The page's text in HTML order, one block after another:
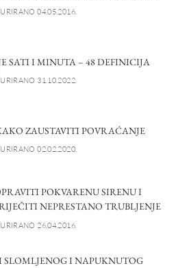
04.05.2016.
SATI I MINUTA – 48 DEFINICIJA
31.10.2022.
ZAUSTAVITI POVRAĆANJE
02.02.2020.
POKVARENU SIRENU I
NEPRESTANO TRUBLJENJE
26.04.2016.
I NAPUKNUTOG